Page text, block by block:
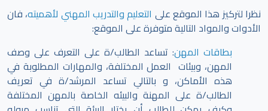
نظرا لتركيز هذا الموقع على التعليم والتدريب المهني لأهميته، فان
الأدوات والمواد التالية متوفرة على الموقع:
بطاقات المهن: تساعد الطالب/ة على التعرف على وصف
المهن، وبيئات العمل المختلفة، والمهارات المطلوبة في
هذه الأماكن، و بالتالي تساعد المرشد/ة في تعريف
الطالب/ة على المهنة والبيئه الخاصة بالمهن المختلفة